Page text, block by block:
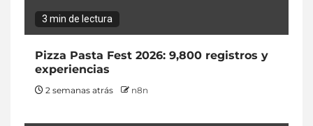
3 min de lectura
Pizza Pasta Fest 2026: 9,800 registros y
experiencias
2 semanas atrás n8n